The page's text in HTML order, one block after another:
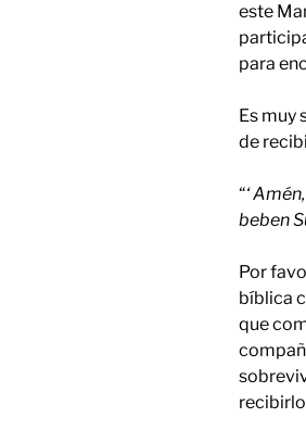
este
para
Es muy
de
“‘
beben
Por
bíblica
que